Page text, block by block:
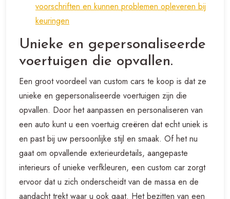
voorschriften en kunnen problemen opleveren bij
keuringen
Unieke en gepersonaliseerde
voertuigen die opvallen.
Een groot voordeel van custom cars te koop is dat ze
unieke en gepersonaliseerde voertuigen zijn die
opvallen. Door het aanpassen en personaliseren van
een auto kunt u een voertuig creëren dat echt uniek is
en past bij uw persoonlijke stijl en smaak. Of het nu
gaat om opvallende exterieurdetails, aangepaste
interieurs of unieke verfkleuren, een custom car zorgt
ervoor dat u zich onderscheidt van de massa en de
aandacht trekt waar u ook gaat. Het bezitten van een